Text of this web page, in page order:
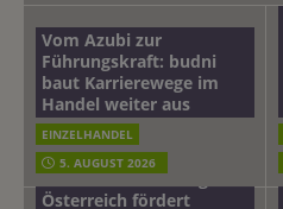
Vom Azubi zur
Führungskraft: budni
baut Karrierewege im
Handel weiter aus
EINZELHANDEL
5. AUGUST 2026
mehr vom leben tag: dm
Österreich fördert